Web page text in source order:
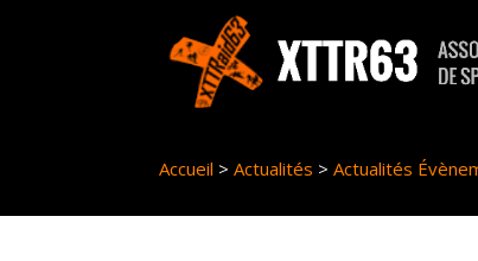
Accueil >Actualités >Actualités
Panneau de gestion des cookies